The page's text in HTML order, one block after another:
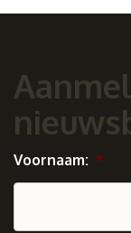
Voornaam: *